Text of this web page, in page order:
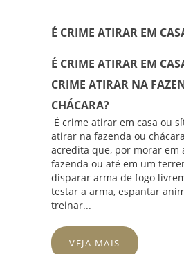
É CRIME ATIRAR EM
É CRIME ATIRAR EM
CRIME ATIRAR NA
CHÁCARA?
É crime atirar em casa ou
atirar na fazenda ou
acredita que, por morar em
fazenda ou até em um
disparar arma de fogo
testar a arma, espantar
treinar...
VEJA MAIS